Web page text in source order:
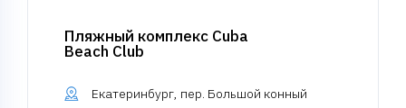
Пляжный комплекс Cuba
Beach Club
Екатеринбург, пер. Большой конный